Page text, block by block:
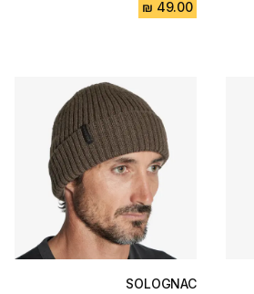
SOLOGNAC